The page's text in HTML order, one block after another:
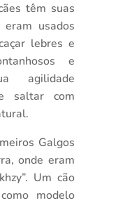
têm suas
usados
lebres e
e
agilidade
saltar com
Galgos
onde eram
Um cão
modelo